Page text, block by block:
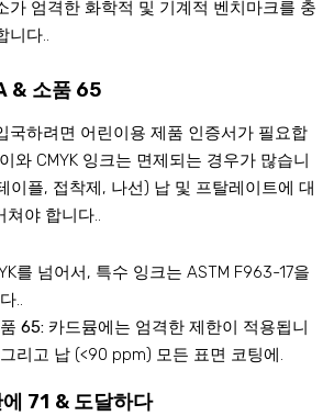
가 엄격한 화학적 및 기계적 벤치마크를 충
니다..
& 소품 65
국하려면 어린이용 제품 인증서가 필요합
와 CMYK 잉크는 면제되는 경우가 많습니
이플, 접착제, 나선) 납 및 프탈레이트에 대
쳐야 합니다..
를 넘어서, 특수 잉크는 ASTM F963-17을
..
65: 카드뮴에는 엄격한 제한이 적용됩니
리고 납 (<90 ppm) 모든 표면 코팅에.
71 & 도달하다